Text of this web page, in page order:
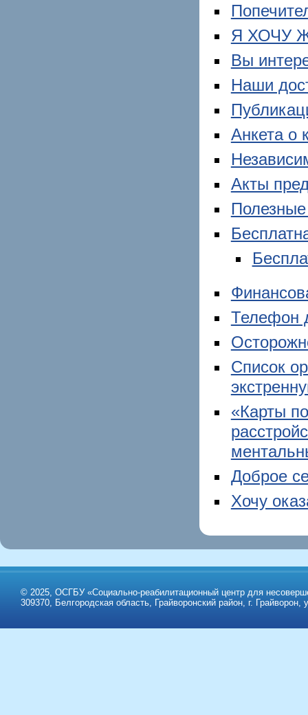
Я ХОЧУ
Вы
Наши
Анкета о
Акты
Телефон
Список
«Карты
Доброе
Хочу
© 2025, ОСГБУ «Социально-реабилитационный центр для
309370, Белгородская область, Грайворонский район, г.